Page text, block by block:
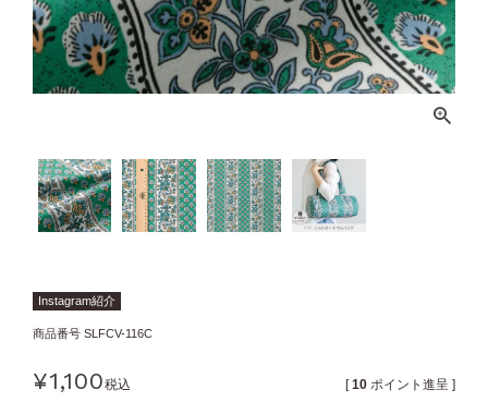
Instagram紹介
商品番号 SLFCV-116C
¥1,100税込 [ 10 ポイント進呈 ]